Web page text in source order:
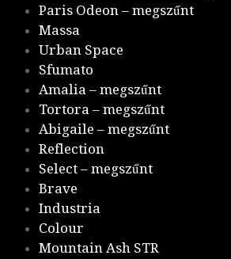
Paris Odeon – megszűnt
Massa
Urban Space
Sfumato
Amalia – megszűnt
Tortora – megszűnt
Abigaile – megszűnt
Reflection
Select – megszűnt
Brave
Industria
Colour
Mountain Ash STR